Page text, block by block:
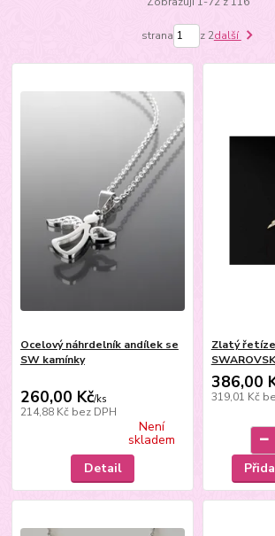
strana z 2další
Ocelový náhrdelník andílek se
SW kamínky
260,00 Kč/ks
214,88 Kč bez DPH
Není
skladem
Detail
Zlatý
386,00
319,01 Kč